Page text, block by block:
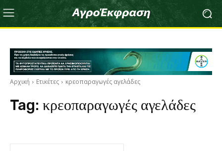
Αρχική Ετικέτες κρεοπαραγωγές αγελάδες
Tag: κρεοπαραγωγές αγελάδες